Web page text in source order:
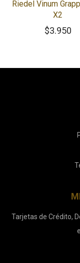
Riedel Vinum
X2
$3.950
Tarjetas de Crédito,